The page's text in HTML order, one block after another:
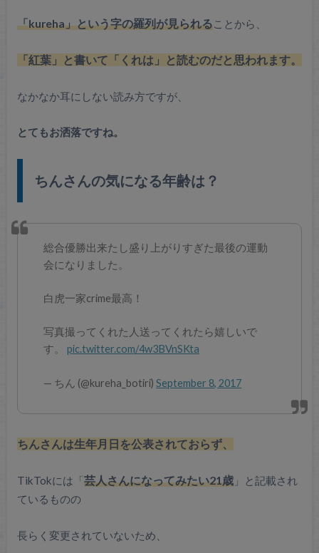
「kureha」という字の羅列が見られることから、
「紅葉」と書いて「くれは」と読むのだと思われます。
なかなか耳にしない読み方ですが、
とてもお洒落ですね。
ちんさんの気になる年齢は？
総合優勝出来たし盛り上がりすぎた最後の運動
会になりました。
白虎一家crime最高！
写真撮ってくれた人送ってくれたら嬉しいで
す。pic.twitter.com/4w3BVnSKta
— ちん (@kureha_botiri)September 8, 2017
ちんさんは生年月日を公表されておらず、
TikTokには「芸人さんになってみたい21歳」と記載され
ているものの
長らく変更されていないため、